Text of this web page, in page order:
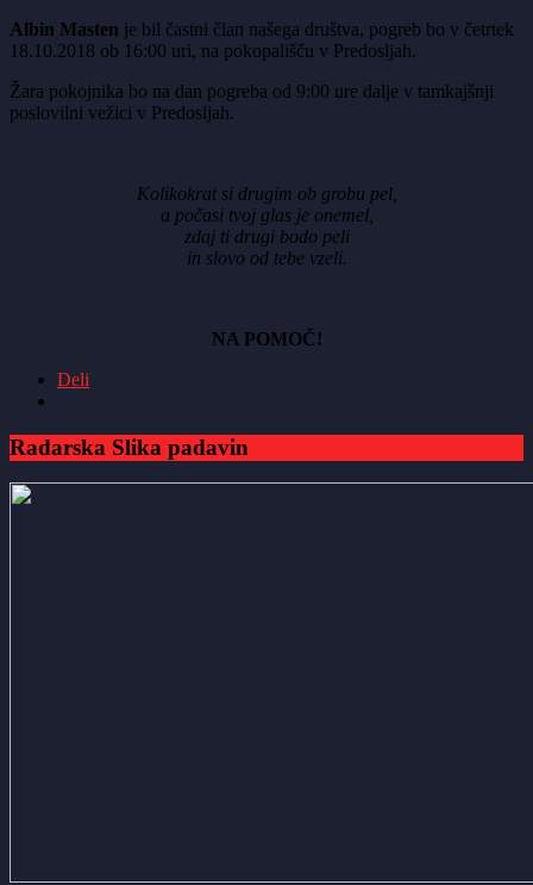
Albin Masten je bil častni član našega društva, pogreb bo v četrtek
18.10.2018 ob 16:00 uri, na pokopališču v Predosljah.
Žara pokojnika bo na dan pogreba od 9:00 ure dalje v tamkajšnji
poslovilni vežici v Predosljah.
Kolikokrat si drugim ob grobu pel,
a počasi tvoj glas je onemel,
zdaj ti drugi bodo peli
in slovo od tebe vzeli.
NA POMOČ!
Deli
Radarska Slika padavin